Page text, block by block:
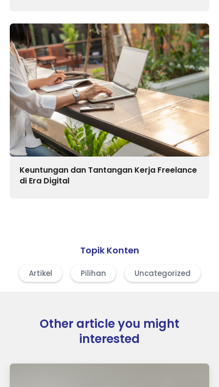
Keuntungan dan Tantangan Kerja Freelance
di Era Digital
Topik Konten
Artikel Pilihan Uncategorized
Other article you might
interested